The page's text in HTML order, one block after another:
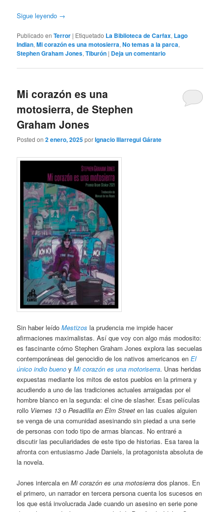
Sigue leyendo →
Publicado en Terror | Etiquetado La Biblioteca de Carfax, Lago
Indian,Mi corazón es una motosierra,No temas a la parca,
Stephen Graham Jones,Tiburón | Deja un comentario
Mi corazón es una
motosierra, de Stephen
Graham Jones
Posted on2 enero, 2025porIgnacio Illarregui Gárate
Sin haber leídoMestizos la prudencia me impide hacer
afirmaciones maximalistas. Así que voy con algo más modosito:
es fascinante cómo Stephen Graham Jones explora las secuelas
contemporáneas del genocidio de los nativos americanos enEl
único indio bueno yMi corazón es una motoriserra. Unas heridas
expuestas mediante los mitos de estos pueblos en la primera y
acudiendo a uno de las tradiciones actuales arraigadas por el
hombre blanco en la segunda: el cine de slasher. Esas películas
rollo Viernes 13 oPesadilla en Elm Street en las cuales alguien
se venga de una comunidad asesinando sin piedad a una serie
de personas con todo tipo de armas blancas. No entraré a
discutir las peculiaridades de este tipo de historias. Esa tarea la
afronta con entusiasmo Jade Daniels, la protagonista absoluta de
la novela.
Jones intercala enMi corazón es una motosierra dos planos. En
el primero, un narrador en tercera persona cuenta los sucesos en
los que está involucrada Jade cuando un asesino en serie pone